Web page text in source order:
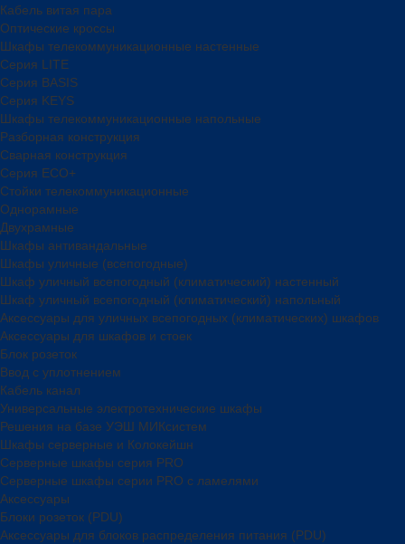
Кабель витая пара
Оптические кроссы
Шкафы телекоммуникационные настенные
Cерия LITE
Cерия BASIS
Cерия KEYS
Шкафы телекоммуникационные напольные
Разборная конструкция
Сварная конструкция
Серия ECO+
Стойки телекоммуникационные
Однорамные
Двухрамные
Шкафы антивандальные
Шкафы уличные (всепогодные)
Шкаф уличный всепогодный (климатический) настенный
Шкаф уличный всепогодный (климатический) напольный
Аксессуары для уличных всепогодных (климатических) шкафов
Аксессуары для шкафов и стоек
Блок розеток
Ввод с уплотнением
Кабель канал
Универсальные электротехнические шкафы
Решения на базе УЭШ МИКсистем
Шкафы серверные и Колокейшн
Серверные шкафы серия PRO
Серверные шкафы серии PRO с ламелями
Аксессуары
Блоки розеток (PDU)
Аксессуары для блоков распределения питания (PDU)